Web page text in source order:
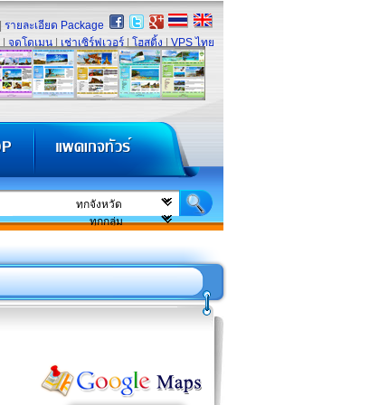
รายละเอียด Package
จดโดเมน เช่าเซิร์ฟเวอร์ โฮสติ้ง VPS ไทย